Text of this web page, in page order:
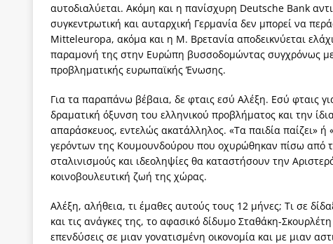
αυτοδιαλύεται. Ακόμη και η πανίσχυρη Deutsche Bank
συγκεντρωτική και αυταρχική Γερμανία δεν μπορεί να
Mitteleuropa, ακόμα και η Μ. Βρετανία αποδεικνύεται
παραμονή της στην Ευρώπη βυσσοδομώντας συγχρόνως
προβληματικής ευρωπαϊκής Ένωσης.
Για τα παραπάνω βέβαια, δε φταις εσύ Αλέξη. Εσύ φταις
δραματική όξυνση του ελληνικού προβλήματος και την
απαράσκευος, εντελώς ακατάλληλος. «Τα παιδία παίζει»
γερόντων της Κουμουνδούρου που οχυρώθηκαν πίσω από
σταλινισμούς και ιδεοληψίες θα καταστήσουν την
κοινοβουλευτική ζωή της χώρας.
Αλέξη, αλήθεια, τι έμαθες αυτούς τους 12 μήνες; Τι σε
και τις ανάγκες της, το αφασικό δίδυμο Σταθάκη-
επενδύσεις σε μιαν γονατισμένη οικονομία και με μιαν